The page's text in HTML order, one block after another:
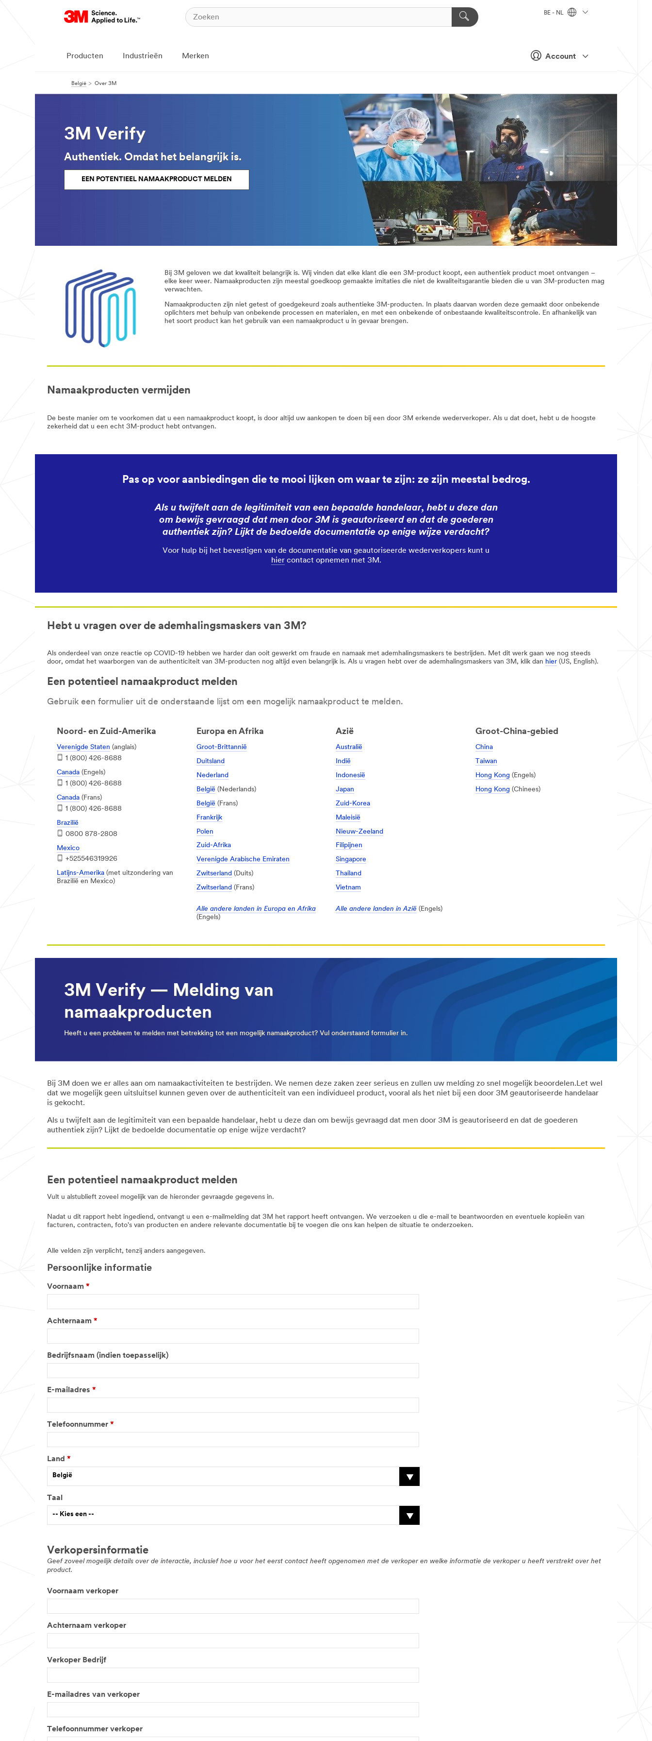
Account
BE - NL
Producten Industrieën Merken
België Over 3M
3M Verify
Authentiek. Omdat het belangrijk is.
EEN POTENTIEEL NAMAAKPRODUCT MELDEN
Bij 3M geloven we dat kwaliteit belangrijk is. Wij vinden dat elke klant die een 3M-product koopt, een authentiek product moet ontvangen –
elke keer weer. Namaakproducten zijn meestal goedkoop gemaakte imitaties die niet de kwaliteitsgarantie bieden die u van 3M-producten mag
verwachten.
Namaakproducten zijn niet getest of goedgekeurd zoals authentieke 3M-producten. In plaats daarvan worden deze gemaakt door onbekende
oplichters met behulp van onbekende processen en materialen, en met een onbekende of onbestaande kwaliteitscontrole. En afhankelijk van
het soort product kan het gebruik van een namaakproduct u in gevaar brengen.
Namaakproducten vermijden
De beste manier om te voorkomen dat u een namaakproduct koopt, is door altijd uw aankopen te doen bij een door 3M erkende wederverkoper. Als u dat doet, hebt u de hoogste
zekerheid dat u een echt 3M-product hebt ontvangen.
Pas op voor aanbiedingen die te mooi lijken om waar te zijn: ze zijn meestal bedrog.
Als u twijfelt aan de legitimiteit van een bepaalde handelaar, hebt u deze dan
om bewijs gevraagd dat men door 3M is geautoriseerd en dat de goederen
authentiek zijn? Lijkt de bedoelde documentatie op enige wijze verdacht?
Voor hulp bij het bevestigen van de documentatie van geautoriseerde wederverkopers kunt u
hiercontact opnemen met 3M.
Hebt u vragen over de ademhalingsmaskers van 3M?
Als onderdeel van onze reactie op COVID-19 hebben we harder dan ooit gewerkt om fraude en namaak met ademhalingsmaskers te bestrijden. Met dit werk gaan we nog steeds
door, omdat het waarborgen van de authenticiteit van 3M-producten nog altijd even belangrijk is. Als u vragen hebt over de ademhalingsmaskers van 3M, klik dan hier (US, English).
Een potentieel namaakproduct melden
Gebruik een formulier uit de onderstaande lijst om een mogelijk namaakproduct te melden.
Noord- en Zuid-Amerika
Verenigde Staten (anglais)
1 (800) 426-8688
Canada (Engels)
1 (800) 426-8688
Canada (Frans)
1 (800) 426-8688
Brazilië
0800 878-2808
Mexico
+525546319926
Latijns-Amerika (met uitzondering van
Brazilië en Mexico)
Europa en Afrika
Groot-Brittannië
Duitsland
Nederland
België (Nederlands)
België (Frans)
Frankrijk
Polen
Zuid-Afrika
Verenigde Arabische Emiraten
Zwitserland(Duits)
Zwitserland(Frans)
Alle andere landen in Europa en Afrika
(Engels)
Azië
Australië
Indië
Indonesië
Japan
Zuid-Korea
Maleisië
Nieuw-Zeeland
Filipijnen
Singapore
Thailand
Vietnam
Alle andere landen in Azië (Engels)
Groot-China-gebied
China
Taiwan
Hong Kong (Engels)
Hong Kong (Chinees)
3M Verify — Melding van
namaakproducten
Heeft u een probleem te melden met betrekking tot een mogelijk namaakproduct? Vul onderstaand formulier in.
Bij 3M doen we er alles aan om namaakactiviteiten te bestrijden. We nemen deze zaken zeer serieus en zullen uw melding zo snel mogelijk beoordelen.Let wel
dat we mogelijk geen uitsluitsel kunnen geven over de authenticiteit van een individueel product, vooral als het niet bij een door 3M geautoriseerde handelaar
is gekocht.
Als u twijfelt aan de legitimiteit van een bepaalde handelaar, hebt u deze dan om bewijs gevraagd dat men door 3M is geautoriseerd en dat de goederen
authentiek zijn? Lijkt de bedoelde documentatie op enige wijze verdacht?
Een potentieel namaakproduct melden
Vult u alstublieft zoveel mogelijk van de hieronder gevraagde gegevens in.
Nadat u dit rapport hebt ingediend, ontvangt u een e-mailmelding dat 3M het rapport heeft ontvangen. We verzoeken u die e-mail te beantwoorden en eventuele kopieën van
facturen, contracten, foto's van producten en andere relevante documentatie bij te voegen die ons kan helpen de situatie te onderzoeken.
Alle velden zijn verplicht, tenzij anders aangegeven.
Persoonlijke informatie
Voornaam *
Achternaam *
Bedrijfsnaam (indien toepasselijk)
E-mailadres *
Telefoonnummer *
Land *
België
Taal
-- Kies een --
Verkopersinformatie
Geef zoveel mogelijk details over de interactie, inclusief hoe u voor het eerst contact heeft opgenomen met de verkoper en welke informatie de verkoper u heeft verstrekt over het
product.
Voornaam verkoper
Achternaam verkoper
Verkoper Bedrijf
E-mailadres van verkoper
Telefoonnummer verkoper